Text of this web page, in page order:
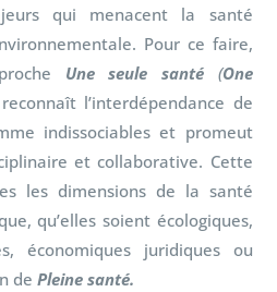
qui menacent la santé
Pour ce faire,
Une seule santé (One
l’interdépendance de
indissociables et promeut
et collaborative. Cette
les dimensions de la santé
qu’elles soient écologiques,
économiques juridiques ou
dePleine santé.